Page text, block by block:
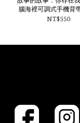
腦海裡可調式手機背
NT$550